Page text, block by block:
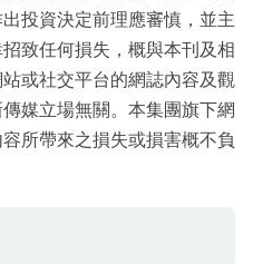
投資決定前理應審慎，並主
致任何損失，概與本刊及相
或社交平台的網誌內容及觀
媒立場無關。本集團旗下網
所帶來之損失或損害概不負